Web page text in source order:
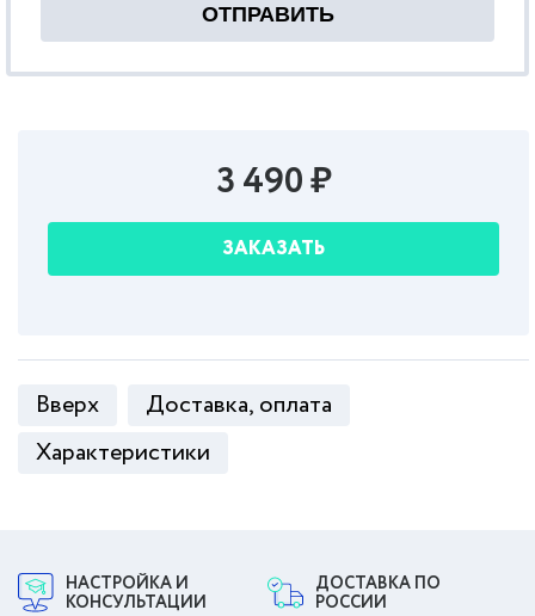
3 490 ₽
ЗАКАЗАТЬ
Вверх
Доставка, оплата
Характеристики
НАСТРОЙКА И
КОНСУЛЬТАЦИИ
ДОСТАВКА ПО
РОССИИ